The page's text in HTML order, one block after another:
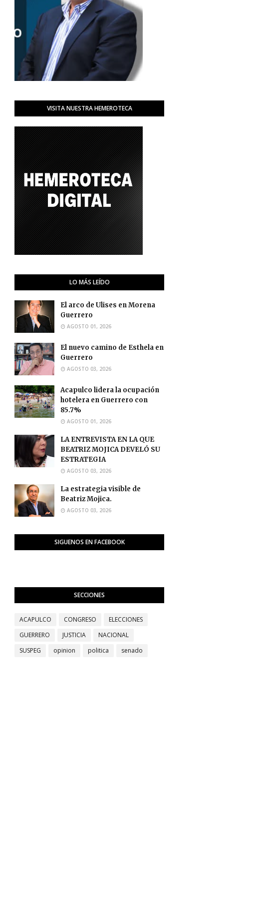
VISITA NUESTRA HEMEROTECA
LO MÁS LEÍDO
El arco de Ulises en Morena
Guerrero
AGOSTO 01, 2026
El nuevo camino de Esthela en
Guerrero
AGOSTO 03, 2026
Acapulco lidera la ocupación
hotelera en Guerrero con
85.7%
AGOSTO 01, 2026
LA ENTREVISTA EN LA QUE
BEATRIZ MOJICA DEVELÓ SU
ESTRATEGIA
AGOSTO 03, 2026
La estrategia visible de
Beatriz Mojica.
AGOSTO 03, 2026
SIGUENOS EN FACEBOOK
SECCIONES
ACAPULCO CONGRESO
ELECCIONES
GUERRERO
JUSTICIA
NACIONAL
SUSPEG
opinion politica senado